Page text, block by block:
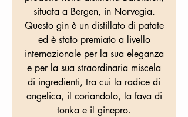
situata a Bergen, in Norvegia.
Questo gin è un distillato di patate
ed è stato premiato a livello
internazionale per la sua eleganza
e per la sua straordinaria miscela
di ingredienti, tra cui la radice di
angelica, il coriandolo, la fava di
tonka e il ginepro.